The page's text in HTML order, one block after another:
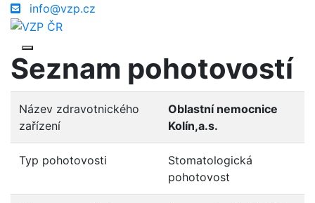
info@vzp.cz
Seznam pohotovostí
Název zdravotnického
zařízení
Oblastní nemocnice
Kolín,a.s.
Typ pohotovosti
Stomatologická
pohotovost